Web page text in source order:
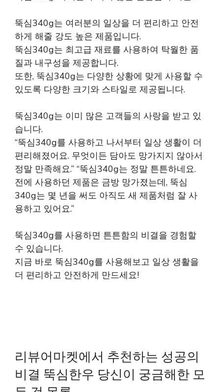
뚝심340g는 여러분의 일상을 더 편리하고 안전
하게 해줄 강도 높은 제품입니다.
뚝심340g는 최고급 재료를 사용하여 탁월한 품
질과 내구성을 제공합니다.
또한, 뚝심340g는 다양한 상황에 맞게 사용할 수
있도록 다양한 크기와 스타일로 제공됩니다.
뚝심340g는 이미 많은 고객들의 사랑을 받고 있
습니다.
“뚝심340g를 사용하고 나서부터 일상 생활이 더
편리해졌어요. 무엇이든 담아도 망가지지 않아서
정말 만족해요.” “뚝심340g는 정말 튼튼하네요.
전에 사용하던 제품은 금방 망가졌는데, 뚝심
340g는 몇 년을 써도 아직도 새 제품처럼 잘 사
용하고 있어요.”
뚝심340g를 사용하면 튼튼함의 비결을 경험할
수 있습니다.
지금 바로 뚝심340g를 사용해보고 일상 생활을
더 편리하고 안전하게 만드세요!
리뷰어마켓에서 추천하는 성공의
비결 뚝심한우 당신이 궁금해한 모